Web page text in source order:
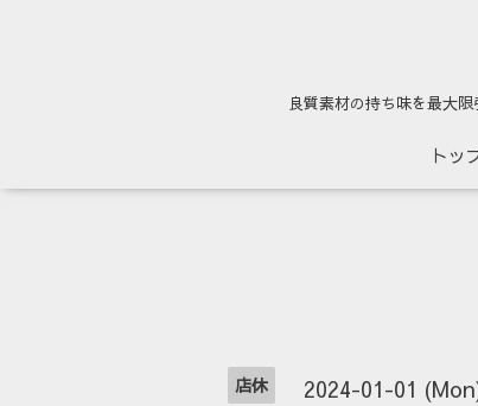
良質素材の持ち味を最大
トッ
店休 2024-01-01